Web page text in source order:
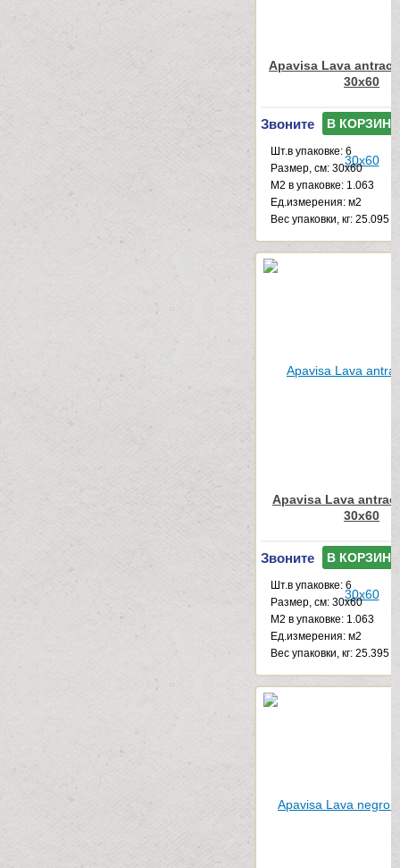
Apavisa Lava
30x60
Звоните В КОРЗИНУ
Шт.в упаковке: 6
Размер, см: 30x60
М2 в упаковке: 1.063
Ед.измерения: м2
Веc упаковки, кг: 25.095
Apavisa Lava
30x60
Звоните В КОРЗИНУ
Шт.в упаковке: 6
Размер, см: 30x60
М2 в упаковке: 1.063
Ед.измерения: м2
Веc упаковки, кг: 25.395